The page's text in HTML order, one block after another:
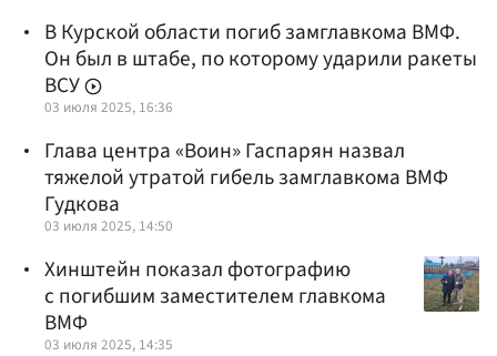
В Курской области погиб замглавкома ВМФ.
Он был в штабе, по которому ударили ракеты
ВСУ
03 июля 2025, 16:36
Глава центра «Воин» Гаспарян назвал
тяжелой утратой гибель замглавкома ВМФ
Гудкова
03 июля 2025, 14:50
Хинштейн показал фотографию
с погибшим заместителем главкома
ВМФ
03 июля 2025, 14:35